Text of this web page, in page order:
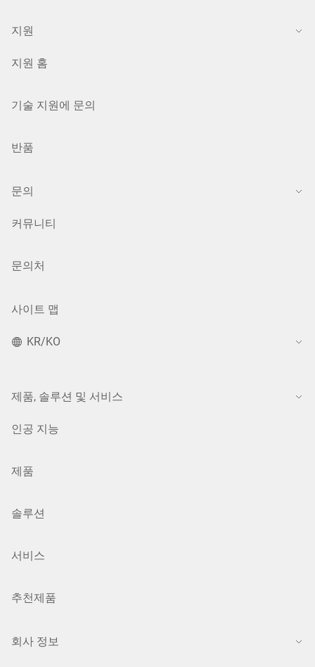
지원
지원 홈
기술 지원에 문의
반품
문의
커뮤니티
문의처
사이트 맵
KR/KO
제품, 솔루션 및 서비스
인공 지능
제품
솔루션
서비스
추천제품
회사 정보